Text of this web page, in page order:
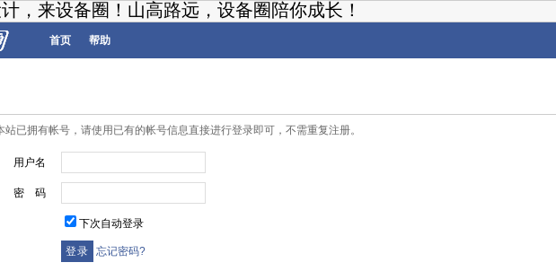
，来设备圈！山高路远，设备圈陪你成长！
首页 帮助
站已拥有帐号，请使用已有的帐号信息直接进行登录即可，不需重复注册。
用户名
密 码
下次自动登录
忘记密码?